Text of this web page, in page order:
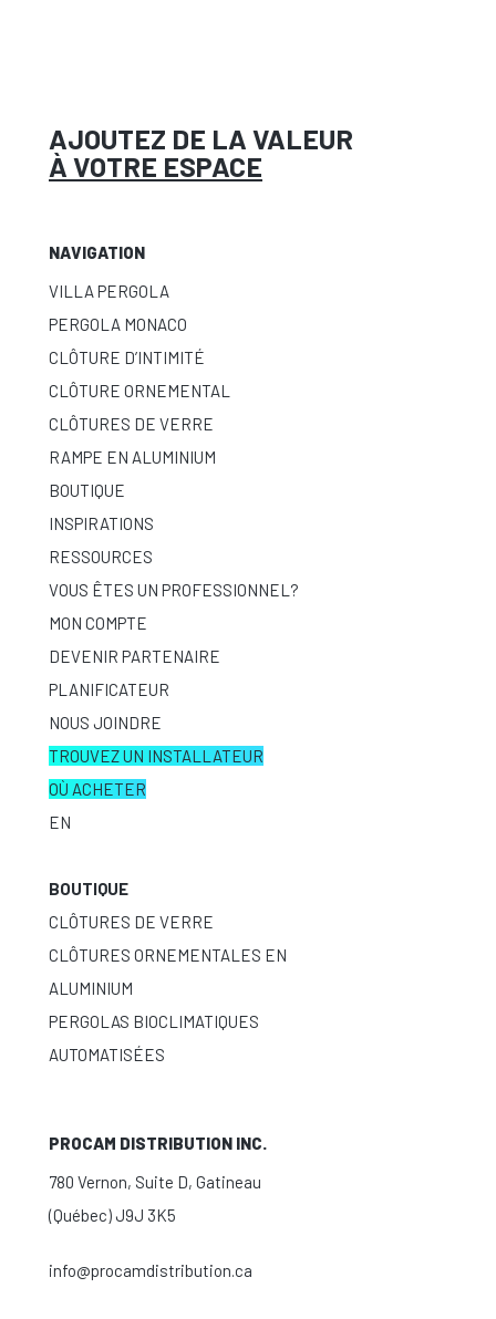
AJOUTEZ DE LA VALEUR
À VOTRE ESPACE
NAVIGATION
VILLA PERGOLA
PERGOLA MONACO
CLÔTURE D’INTIMITÉ
CLÔTURE ORNEMENTAL
CLÔTURES DE VERRE
RAMPE EN ALUMINIUM
BOUTIQUE
INSPIRATIONS
RESSOURCES
VOUS ÊTES UN PROFESSIONNEL?
MON COMPTE
DEVENIR PARTENAIRE
PLANIFICATEUR
NOUS JOINDRE
TROUVEZ UN INSTALLATEUR
OÙ ACHETER
EN
BOUTIQUE
CLÔTURES DE VERRE
CLÔTURES ORNEMENTALES EN
ALUMINIUM
PERGOLAS BIOCLIMATIQUES
AUTOMATISÉES
PROCAM DISTRIBUTION INC.
780 Vernon, Suite D, Gatineau
(Québec) J9J 3K5
info@procamdistribution.ca